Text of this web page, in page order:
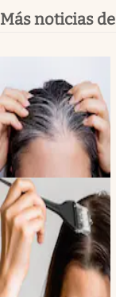
Más noticias de